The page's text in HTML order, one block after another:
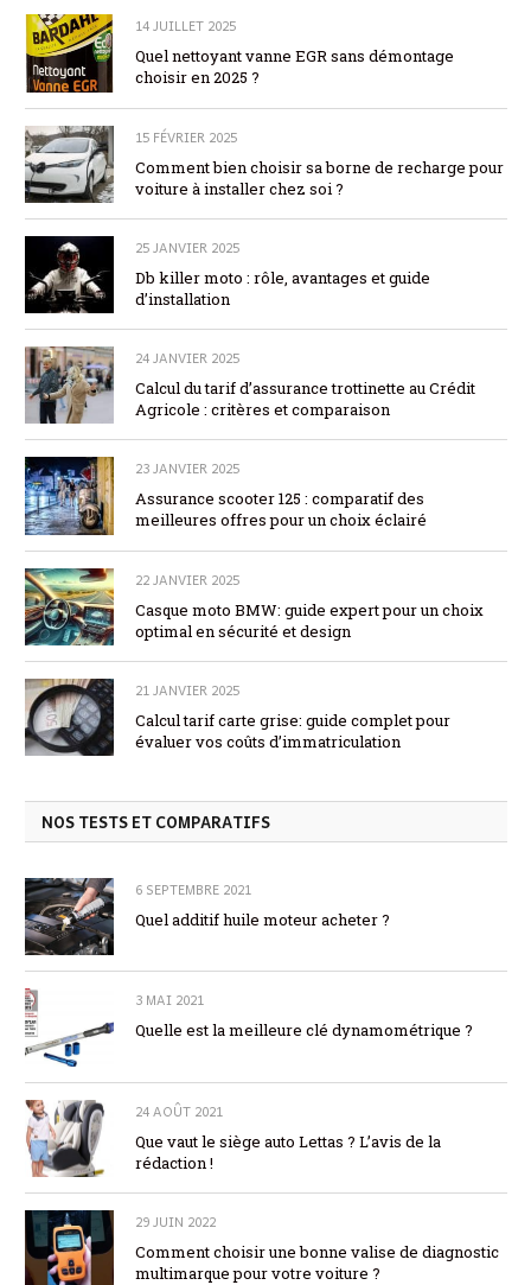
14 JUILLET 2025
Quel nettoyant vanne EGR sans démontage
choisir en 2025 ?
15 FÉVRIER 2025
Comment bien choisir sa borne de recharge pour
voiture à installer chez soi ?
25 JANVIER 2025
Db killer moto : rôle, avantages et guide
d’installation
24 JANVIER 2025
Calcul du tarif d’assurance trottinette au Crédit
Agricole : critères et comparaison
23 JANVIER 2025
Assurance scooter 125 : comparatif des
meilleures offres pour un choix éclairé
22 JANVIER 2025
Casque moto BMW: guide expert pour un choix
optimal en sécurité et design
21 JANVIER 2025
Calcul tarif carte grise: guide complet pour
évaluer vos coûts d’immatriculation
NOS TESTS ET COMPARATIFS
6 SEPTEMBRE 2021
Quel additif huile moteur acheter ?
3 MAI 2021
Quelle est la meilleure clé dynamométrique ?
24 AOÛT 2021
Que vaut le siège auto Lettas ? L’avis de la
rédaction !
29 JUIN 2022
Comment choisir une bonne valise de diagnostic
multimarque pour votre voiture ?